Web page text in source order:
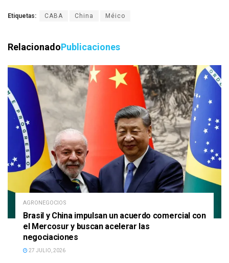
Etiquetas: CABA China Méico
RelacionadoPublicaciones
AGRONEGOCIOS
Brasil y China impulsan un acuerdo comercial con
el Mercosur y buscan acelerar las
negociaciones
27 JULIO, 2026